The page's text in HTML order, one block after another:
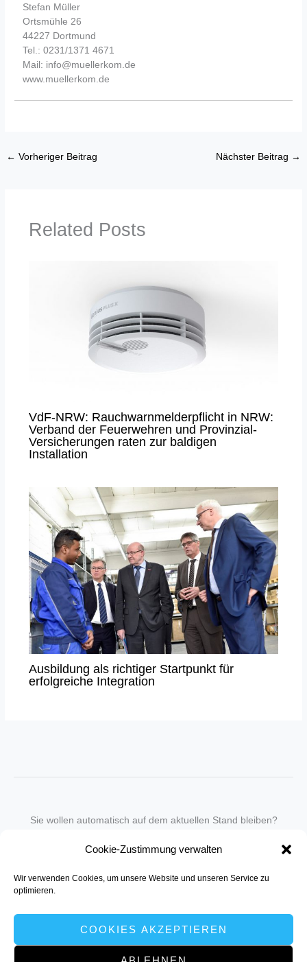
Cookie-Zustimmung verwalten
Wir verwenden Cookies, um unsere Website und unseren Service zu
optimieren.
COOKIES AKZEPTIEREN
Stefan Müller
Ortsmühle 26
44227 Dortmund
Tel.: 0231/1371 4671
Mail: info@muellerkom.de
www.muellerkom.de
← Vorheriger Beitrag Nächster Beitrag →
Related Posts
VdF-NRW: Rauchwarnmelderpflicht in NRW:
Verband der Feuerwehren und Provinzial-
Versicherungen raten zur baldigen
Installation
Ausbildung als richtiger Startpunkt für
erfolgreiche Integration
Sie wollen automatisch auf dem aktuellen Stand bleiben?
in unseren Newsletter-Service auf.
Senden Sie für ein Angebot einfach eine